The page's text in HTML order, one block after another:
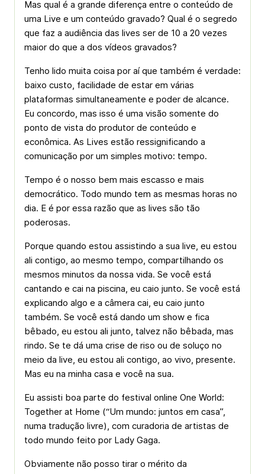
Mas qual é a grande diferença entre o conteúdo de
uma Live e um conteúdo gravado? Qual é o segredo
que faz a audiência das lives ser de 10 a 20 vezes
maior do que a dos vídeos gravados?
Tenho lido muita coisa por aí que também é verdade:
baixo custo, facilidade de estar em várias
plataformas simultaneamente e poder de alcance.
Eu concordo, mas isso é uma visão somente do
ponto de vista do produtor de conteúdo e
econômica. As Lives estão ressignificando a
comunicação por um simples motivo: tempo.
Tempo é o nosso bem mais escasso e mais
democrático. Todo mundo tem as mesmas horas no
dia. E é por essa razão que as lives são tão
poderosas.
Porque quando estou assistindo a sua live, eu estou
ali contigo, ao mesmo tempo, compartilhando os
mesmos minutos da nossa vida. Se você está
cantando e cai na piscina, eu caio junto. Se você está
explicando algo e a câmera cai, eu caio junto
também. Se você está dando um show e fica
bêbado, eu estou ali junto, talvez não bêbada, mas
rindo. Se te dá uma crise de riso ou de soluço no
meio da live, eu estou ali contigo, ao vivo, presente.
Mas eu na minha casa e você na sua.
Eu assisti boa parte do festival online One World:
Together at Home (“Um mundo: juntos em casa”,
numa tradução livre), com curadoria de artistas de
todo mundo feito por Lady Gaga.
Obviamente não posso tirar o mérito da